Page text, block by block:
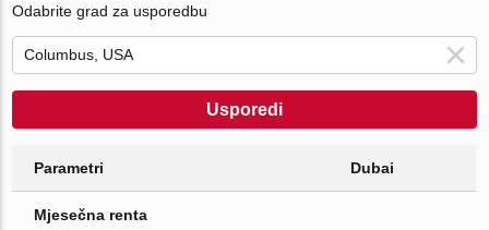
Odabrite grad za usporedbu
Usporedi
Parametri Dubai
Mjesečna renta